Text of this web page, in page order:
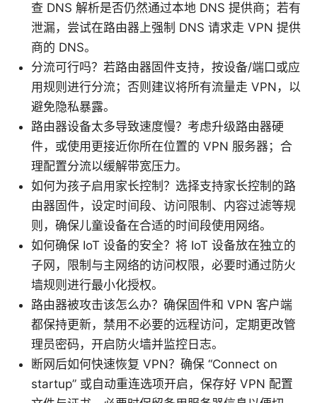
查 DNS 解析是否仍然通过本地 DNS 提供商；若有
泄漏，尝试在路由器上强制 DNS 请求走 VPN 提供
商的 DNS。
分流可行吗？若路由器固件支持，按设备/端口或应
用规则进行分流；否则建议将所有流量走 VPN，以
避免隐私暴露。
路由器设备太多导致速度慢？考虑升级路由器硬
件，或使用更接近你所在位置的 VPN 服务器；合
理配置分流以缓解带宽压力。
如何为孩子启用家长控制？选择支持家长控制的路
由器固件，设定时间段、访问限制、内容过滤等规
则，确保儿童设备在合适的时间段使用网络。
如何确保 IoT 设备的安全？将 IoT 设备放在独立的
子网，限制与主网络的访问权限，必要时通过防火
墙规则进行最小化授权。
路由器被攻击该怎么办？确保固件和 VPN 客户端
都保持更新，禁用不必要的远程访问，定期更改管
理员密码，开启防火墙并监控日志。
断网后如何快速恢复 VPN？确保 “Connect on
startup” 或自动重连选项开启，保存好 VPN 配置